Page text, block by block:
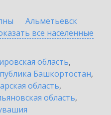
Альметьевск
все населенные
область,
Башкортостан,
область,
область,